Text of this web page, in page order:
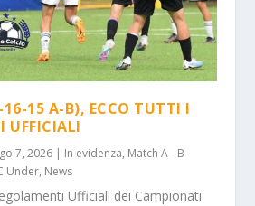
BENEVENTO U17
CAPASSO PER L’UNDER 15
16-15 A-B), ECCO TUTTI I
UFFICIALI
7, 2026 | In evidenza, Match A - B
Under, News
Ufficiali dei Campionati